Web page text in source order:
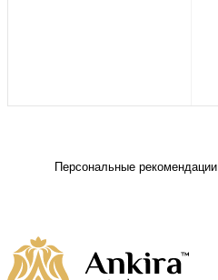
Персональные рекомендации